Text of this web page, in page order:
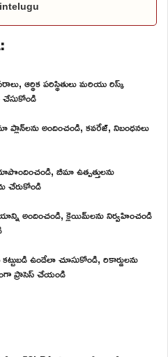
ఆర్థిక పరిస్థితులు మరియు రిస్క్
చేసుకోండి
అందించండి, కవరేజ్, నిబంధనలు
బీమా ఉత్పత్తులను
చేరుకోండి
అందించండి, క్లెయిమ్‌లను నిర్వహించండి
ఉండేలా చూసుకోండి, రికార్డులను
ప్రాసెస్ చేయండి